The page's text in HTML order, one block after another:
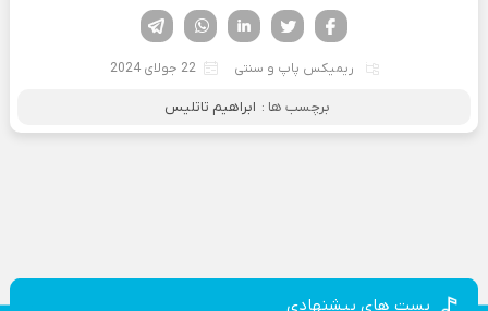
لینکدین تویتر
فیسوک
ریمیکس پاپ و سنتی 22 جولای 2024
برچسب ها : ابراهیم تاتلیس
پست های پیشنهادی